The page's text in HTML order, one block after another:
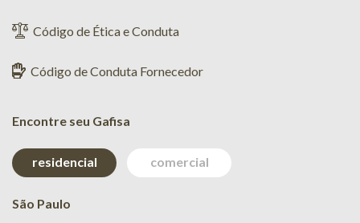
Código de Ética e Conduta
Código de Conduta Fornecedor
Encontre seu Gafisa
residencial comercial
São Paulo